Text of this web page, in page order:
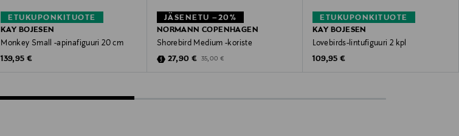
ETUKUPONKITUOTE
KAY BOJESEN
Monkey Small -apinafiguuri 20 cm
Original Price
139,95 €
JÄSENETU –20%
NORMANN COPENHAGEN
Shorebird Medium -koriste
Discounted Price
27,90 € Original Price
35,00 €
ETUKUPONKITUOTE
KAY BOJESEN
Lovebirds-lintufiguuri 2 kpl
Original Price
109,95 €